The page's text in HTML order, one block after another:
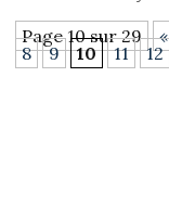
Page 10 sur 29
8
9 10 11 12